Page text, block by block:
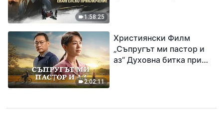
1:58:25
Исус
2:02:11
Християнски Филм
„Съпругът ми пастор и
аз“ Духовна битка при